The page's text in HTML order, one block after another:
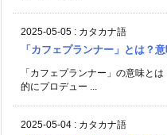
2025-05-05 : カタカナ語
「カフェプランナー」とは？
「カフェプランナー」の意味と
的にプロデュー ...
2025-05-04 : カタカナ語